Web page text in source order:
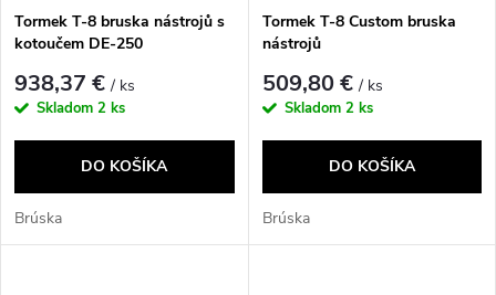
Tormek T-8 bruska nástrojů s
kotoučem DE-250
938,37 €/ ks
Skladom 2 ks
DO KOŠÍKA
Brúska
Tormek T-8 Custom bruska
nástrojů
509,80 €/ ks
Skladom 2 ks
DO KOŠÍKA
Brúska